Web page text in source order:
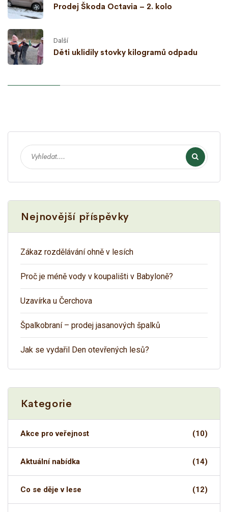
Prodej Škoda Octavia – 2. kolo
Další
Děti uklidily stovky kilogramů odpadu
Nejnovější příspěvky
Zákaz rozdělávání ohně v lesích
Proč je méně vody v koupališti v Babyloně?
Uzavírka u Čerchova
Špalkobraní – prodej jasanových špalků
Jak se vydařil Den otevřených lesů?
Kategorie
Akce pro veřejnost (10)
Aktuální nabídka (14)
Co se děje v lese (12)